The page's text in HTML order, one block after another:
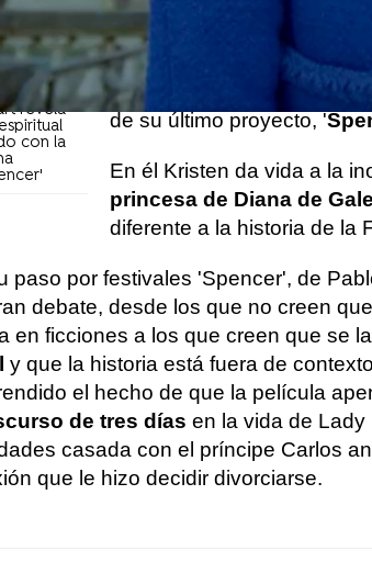
volver a
revela
con la
La actriz incluso reconocía
ella misma su carrera solo
películas buenas
pero
de su último proyecto, '
En él Kristen da vida a la
princesa de Diana de
diferente a la historia de la
paso por festivales 'Spencer', de
debate, desde los que no creen
en ficciones a los que creen que se
y que la historia está fuera de
el hecho de que la película
de tres días en la vida de Lady
casada con el príncipe Carlos
que le hizo decidir divorciarse.